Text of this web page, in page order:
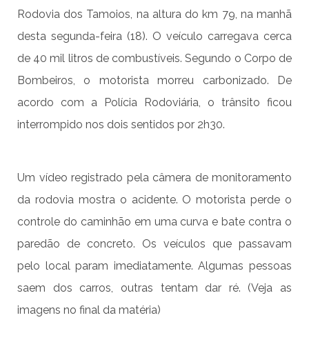
Rodovia dos Tamoios, na altura do km 79, na manhã
desta segunda-feira (18). O veículo carregava cerca
de 40 mil litros de combustíveis. Segundo o Corpo de
Bombeiros, o motorista morreu carbonizado. De
acordo com a Polícia Rodoviária, o trânsito ficou
interrompido nos dois sentidos por 2h30.
Um vídeo registrado pela câmera de monitoramento
da rodovia mostra o acidente. O motorista perde o
controle do caminhão em uma curva e bate contra o
paredão de concreto. Os veículos que passavam
pelo local param imediatamente. Algumas pessoas
saem dos carros, outras tentam dar ré. (Veja as
imagens no final da matéria)